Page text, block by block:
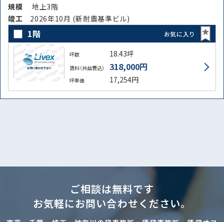
規模
地上3階
竣⼯ 2026年10月 (新耐震基準ビル)
1階 お気に入り
坪数 18.43坪
賃料（共益費込） 318,000円
坪単価 17,254円
ご相談は無料です
お気軽にお問い合わせください。